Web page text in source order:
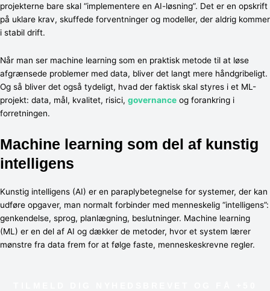
projekterne bare skal “implementere en AI-løsning”. Det er en opskrift
på uklare krav, skuffede forventninger og modeller, der aldrig kommer
i stabil drift.
Når man ser machine learning som en praktisk metode til at løse
afgrænsede problemer med data, bliver det langt mere håndgribeligt.
Og så bliver det også tydeligt, hvad der faktisk skal styres i et ML-
projekt: data, mål, kvalitet, risici, governance og forankring i
forretningen.
Machine learning som del af kunstig
intelligens
Kunstig intelligens (AI) er en paraplybetegnelse for systemer, der kan
udføre opgaver, man normalt forbinder med menneskelig “intelligens”:
genkendelse, sprog, planlægning, beslutninger. Machine learning
(ML) er en del af AI og dækker de metoder, hvor et system lærer
mønstre fra data frem for at følge faste, menneskeskrevne regler.